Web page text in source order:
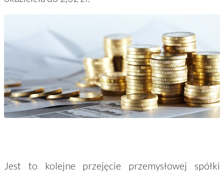
Jest to kolejne przejęcie przemysłowej spółki